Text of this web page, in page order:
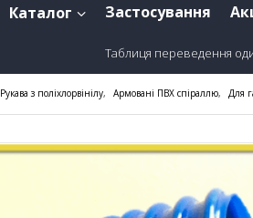
Каталог Застосування
Таблиця переведення
Рукава з поліхлорвінілу, Армовані ПВХ спіраллю, Для